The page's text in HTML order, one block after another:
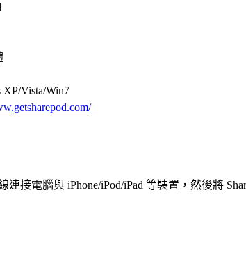
XP/Vista/Win7
連接電腦與 iPhone/iPod/iPad 等裝置，然後將